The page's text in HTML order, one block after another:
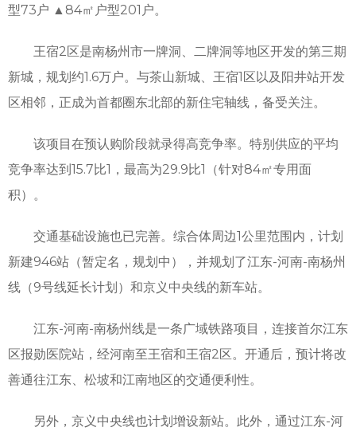
型73户 ▲84㎡户型201户。
王宿2区是南杨州市一牌洞、二牌洞等地区开发的第三期
新城，规划约1.6万户。与茶山新城、王宿1区以及阳井站开发
区相邻，正成为首都圈东北部的新住宅轴线，备受关注。
该项目在预认购阶段就录得高竞争率。特别供应的平均
竞争率达到15.7比1，最高为29.9比1（针对84㎡专用面
积）。
交通基础设施也已完善。综合体周边1公里范围内，计划
新建946站（暂定名，规划中），并规划了江东-河南-南杨州
线（9号线延长计划）和京义中央线的新车站。
江东-河南-南杨州线是一条广域铁路项目，连接首尔江东
区报勋医院站，经河南至王宿和王宿2区。开通后，预计将改
善通往江东、松坡和江南地区的交通便利性。
另外，京义中央线也计划增设新站。此外，通过江东-河